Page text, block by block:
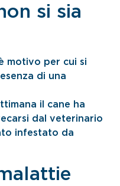
si sia
motivo per cui si
di una
il cane ha
dal veterinario
infestato da